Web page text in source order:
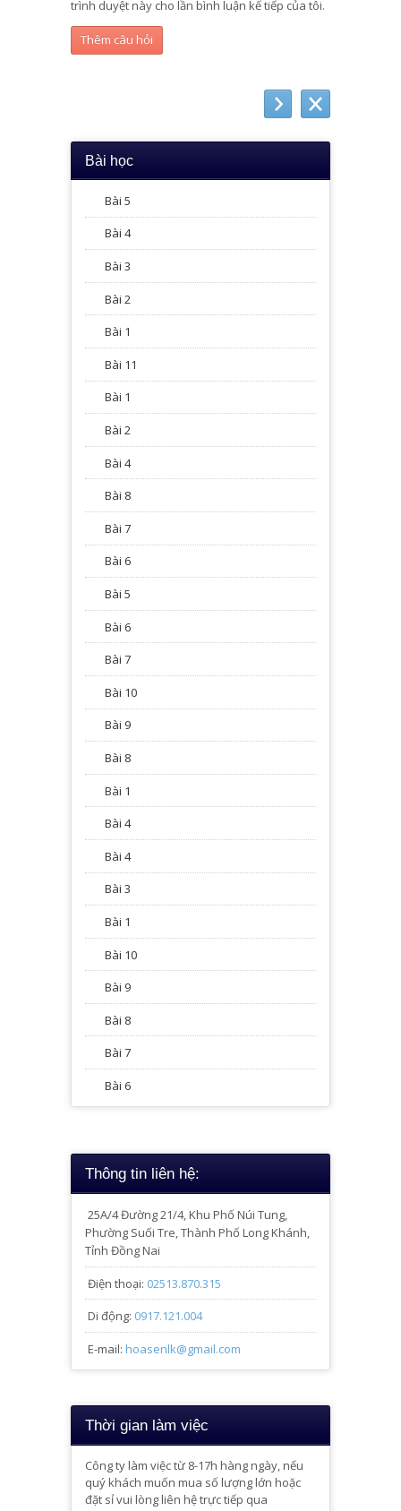
trình duyệt này cho lần bình luận kế tiếp của tôi.
Bài học
Bài 5
Bài 4
Bài 3
Bài 2
Bài 1
Bài 11
Bài 1
Bài 2
Bài 4
Bài 8
Bài 7
Bài 6
Bài 5
Bài 6
Bài 7
Bài 10
Bài 9
Bài 8
Bài 1
Bài 4
Bài 4
Bài 3
Bài 1
Bài 10
Bài 9
Bài 8
Bài 7
Bài 6
Thông tin liên hệ:
25A/4Đường 21/4, Khu Phố Núi Tung,
Phường Suối Tre, Thành Phố Long Khánh,
Tỉnh Đồng Nai
Điện thoại: 02513.870.315
Di động: 0917.121.004
E-mail: hoasenlk@gmail.com
Thời gian làm việc
Công ty làm việc từ 8-17h hàng ngày, nếu
quý khách muốn mua số lượng lớn hoặc
đặt sỉ vui lòng liên hệ trực tiếp qua